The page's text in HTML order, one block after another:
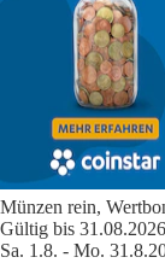
Münzen rein,
Gültig bis 31.08.2026
Sa. 1.8. - Mo.